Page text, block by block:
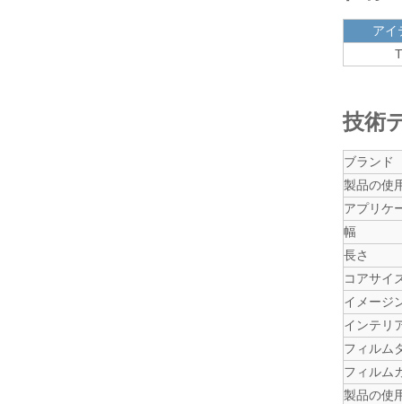
アイ
技術
ブランド
製品の使
アプリケ
幅
長さ
コアサイ
イメージ
インテリ
フィルム
フィルム
製品の使